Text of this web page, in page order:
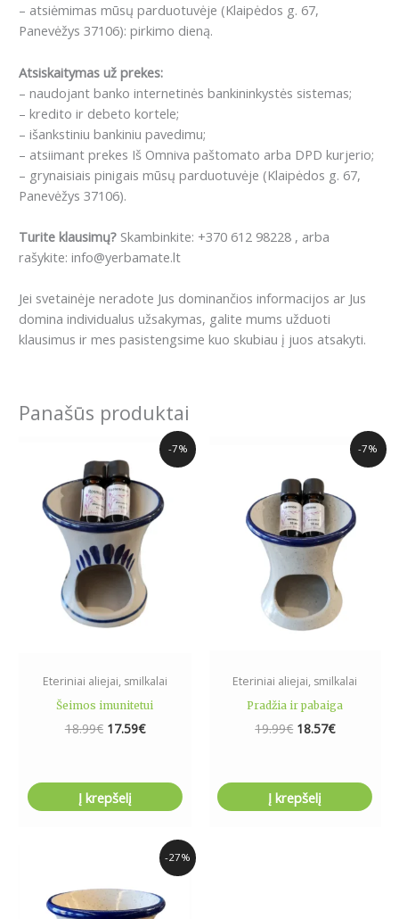
– atsiėmimas mūsų parduotuvėje (Klaipėdos g. 67,
Panevėžys 37106): pirkimo dieną.
Atsiskaitymas už prekes:
– naudojant banko internetinės bankininkystės sistemas;
– kredito ir debeto kortele;
– išankstiniu bankiniu pavedimu;
– atsiimant prekes Iš Omniva paštomato arba DPD kurjerio;
– grynaisiais pinigais mūsų parduotuvėje (Klaipėdos g. 67,
Panevėžys 37106).
Turite klausimų? Skambinkite: +370 612 98228 , arba
rašykite: info@yerbamate.lt
Jei svetainėje neradote Jus dominančios informacijos ar Jus
domina individualus užsakymas, galite mums užduoti
klausimus ir mes pasistengsime kuo skubiau į juos atsakyti.
Panašūs produktai
-7%
Eteriniai aliejai, smilkalai
Šeimos imunitetui
18.99€
price
was:
18.99€.
17.59€
Current
price
17.59€.
Į krepšelį
-7%
Eteriniai aliejai, smilkalai
Pradžia ir pabaiga
19.99€
was:
19.99€.
18.57€
Current
price
Į krepšelį
-27%
14.99€.
Current
price
10.99€.